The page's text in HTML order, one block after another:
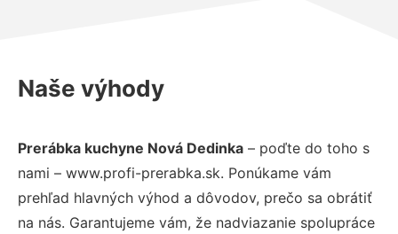
Naše výhody
Prerábka kuchyne Nová Dedinka – poďte do toho s
nami – www.profi-prerabka.sk. Ponúkame vám
prehľad hlavných výhod a dôvodov, prečo sa obrátiť
na nás. Garantujeme vám, že nadviazanie spolupráce